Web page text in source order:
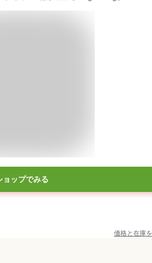
ョップでみる
価格と在庫を